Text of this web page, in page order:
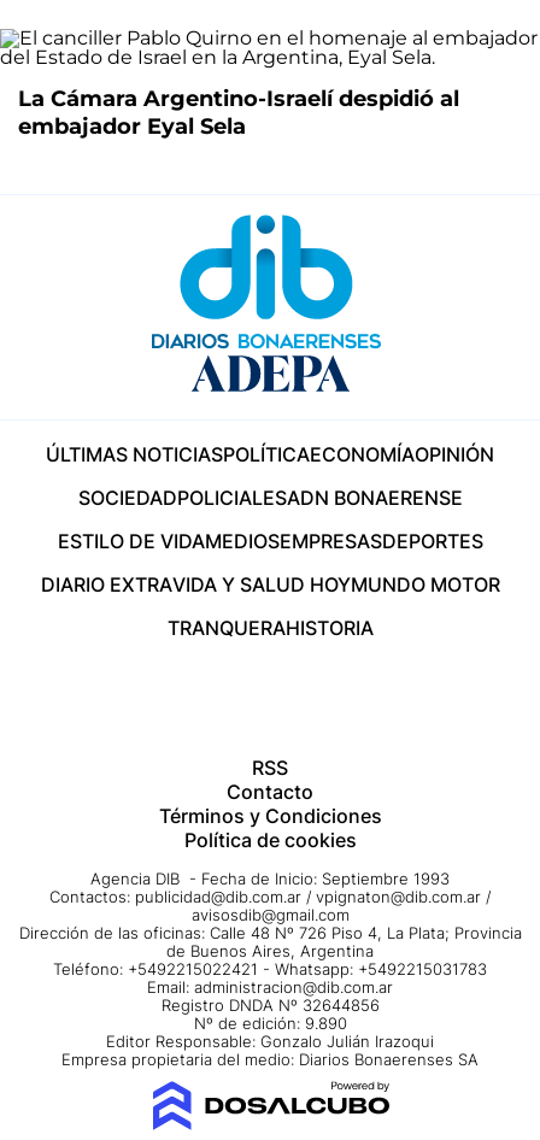
La Cámara Argentino-Israelí despidió al
embajador Eyal Sela
ÚLTIMAS NOTICIASPOLÍTICAECONOMÍAOPINIÓN
SOCIEDADPOLICIALESADN BONAERENSE
ESTILO DE VIDAMEDIOSEMPRESASDEPORTES
DIARIO EXTRAVIDA Y SALUD HOYMUNDO MOTOR
TRANQUERAHISTORIA
RSS
Contacto
Términos y Condiciones
Política de cookies
Agencia DIB - Fecha de Inicio: Septiembre 1993
Contactos: publicidad@dib.com.ar / vpignaton@dib.com.ar /
avisosdib@gmail.com
Dirección de las oficinas: Calle 48 Nº 726 Piso 4, La Plata; Provincia
de Buenos Aires, Argentina
Teléfono: +5492215022421 - Whatsapp: +5492215031783
Email: administracion@dib.com.ar
Registro DNDA Nº 32644856
Nº de edición: 9.890
Editor Responsable: Gonzalo Julián Irazoqui
Empresa propietaria del medio: Diarios Bonaerenses SA